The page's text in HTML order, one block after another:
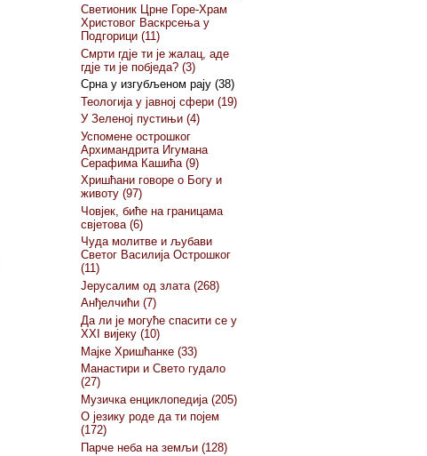
Светионик Црне Горе-Храм
Христовог Васкрсења у
Подгорици (11)
Смрти гдје ти је жалац, аде
гдје ти је побједа? (3)
Срна у изгубљеном рају (38)
Теологија у јавној сфери (19)
У Зеленој пустињи (4)
Успомене острошког
Архимандрита Игумана
Серафима Кашића (9)
Хришћани говоре о Богу и
животу (97)
Човјек, биће на границама
свјетова (6)
Чуда молитве и љубави
Светог Василија Острошког
(11)
Јерусалим од злата (268)
Анђелчићи (7)
Да ли је могуће спасити се у
XXI вијеку (10)
Мајке Хришћанке (33)
Манастири и Свето гудало
(27)
Музичка енциклопедија (205)
О језику роде да ти појем
(172)
Парче неба на земљи (128)